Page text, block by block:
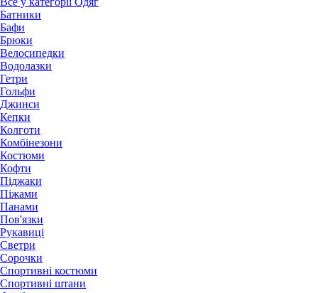
Батники
Бафи
Брюки
Велосипедки
Водолазки
Гетри
Гольфи
Джинси
Кепки
Колготи
Комбінезони
Костюми
Кофти
Піджаки
Піжами
Панами
Пов'язки
Рукавиці
Светри
Сорочки
Спортивні костюми
Спортивні штани